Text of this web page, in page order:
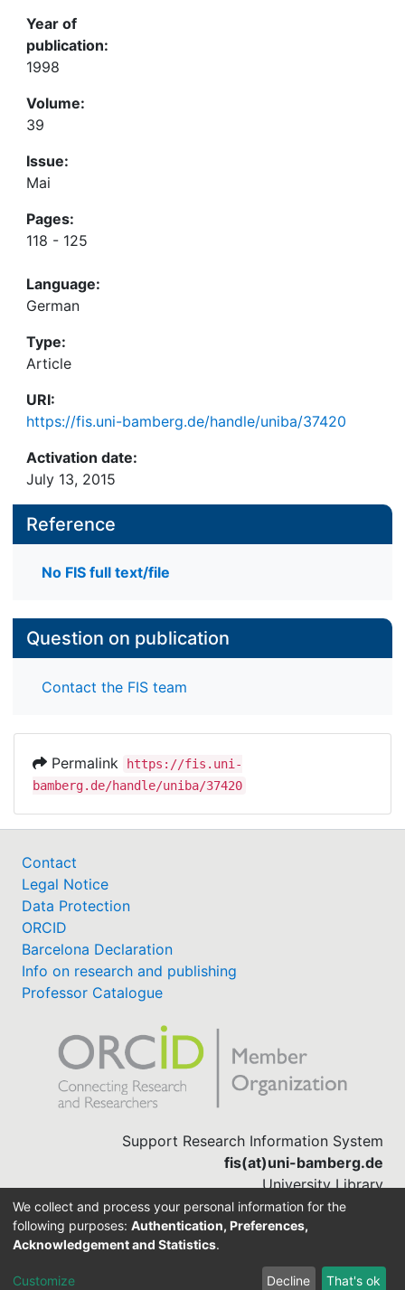
Year of
publication:
1998
Volume:
39
Issue:
Mai
Pages:
118 - 125
Language:
German
Type:
Article
URI:
https://fis.uni-bamberg.de/handle/uniba/37420
Activation date:
July 13, 2015
Reference
No FIS full text/file
Question on publication
Contact the FIS team
Permalink
https://fis.uni-
bamberg.de/handle/uniba/37420
Contact
Legal Notice
Data Protection
ORCID
Barcelona Declaration
Info on research and publishing
Professor Catalogue
Support Research Information System
fis(at)uni-bamberg.de
University Library
(0951) 863-1568
DSpace-CRIS software
We collect and process your personal information for the
following purposes: Authentication, Preferences,
Acknowledgement and Statistics.
Customize Decline That's ok